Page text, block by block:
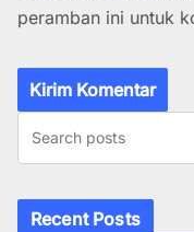
peramban ini untuk
Recent Posts